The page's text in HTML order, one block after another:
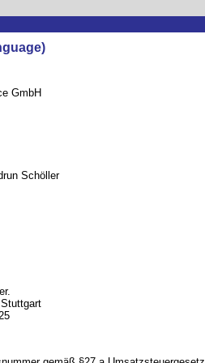
GmbH
Schöller